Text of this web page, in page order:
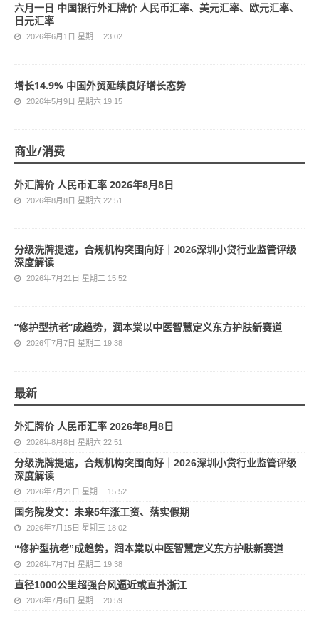
六月一日 中国银行外汇牌价 人民币汇率、美元汇率、欧元汇率、
日元汇率
2026年6月1日 星期一 23:02
增长14.9% 中国外贸延续良好增长态势
2026年5月9日 星期六 19:15
商业/消费
外汇牌价 人民币汇率 2026年8月8日
2026年8月8日 星期六 22:51
分级洗牌提速，合规机构突围向好｜2026深圳小贷行业监管评级
深度解读
2026年7月21日 星期二 15:52
“修护型抗老”成趋势，润本棠以中医智慧定义东方护肤新赛道
2026年7月7日 星期二 19:38
最新
外汇牌价 人民币汇率 2026年8月8日
2026年8月8日 星期六 22:51
分级洗牌提速，合规机构突围向好｜2026深圳小贷行业监管评级
深度解读
2026年7月21日 星期二 15:52
国务院发文：未来5年涨工资、落实假期
2026年7月15日 星期三 18:02
“修护型抗老”成趋势，润本棠以中医智慧定义东方护肤新赛道
2026年7月7日 星期二 19:38
直径1000公里超强台风逼近或直扑浙江
2026年7月6日 星期一 20:59